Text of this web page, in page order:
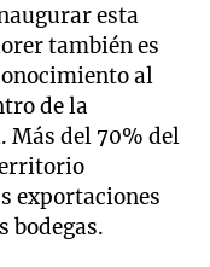
esta
también es
al
de la
del 70% del
exportaciones
bodegas.